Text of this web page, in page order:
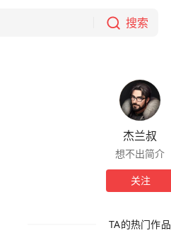
搜索
杰兰叔
想不出简介
关注
TA的热门作品